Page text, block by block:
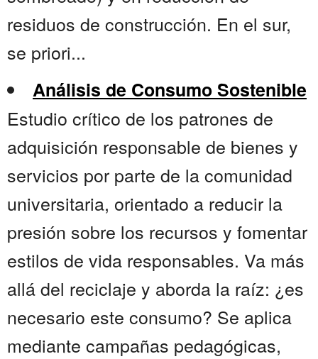
residuos de construcción. En el sur,
se priori...
Análisis de Consumo Sostenible
Estudio crítico de los patrones de
adquisición responsable de bienes y
servicios por parte de la comunidad
universitaria, orientado a reducir la
presión sobre los recursos y fomentar
estilos de vida responsables. Va más
allá del reciclaje y aborda la raíz: ¿es
necesario este consumo? Se aplica
mediante campañas pedagógicas,